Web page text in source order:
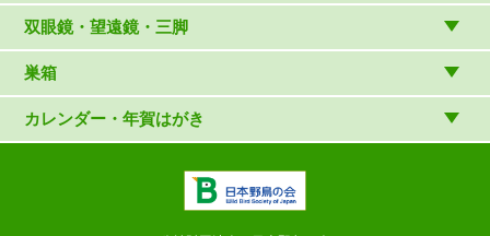
マスコット・ブローチほか
読み物
写真集・ガイドブック・絵本
論文集（ストリクス）
CD
DVD・ブルーレイ・ビデオ
鳴き声タッチペンなど
双眼鏡・望遠鏡・三脚
スターターセット
双眼鏡
巣箱
巣箱など
カレンダー・年賀はがき